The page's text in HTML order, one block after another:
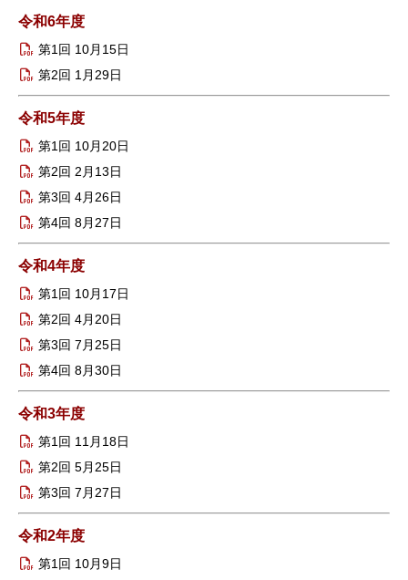
令和6年度
第1回 10月15日
第2回 1月29日
令和5年度
第1回 10月20日
第2回 2月13日
第3回 4月26日
第4回 8月27日
令和4年度
第1回 10月17日
第2回 4月20日
第3回 7月25日
第4回 8月30日
令和3年度
第1回 11月18日
第2回 5月25日
第3回 7月27日
令和2年度
第1回 10月9日